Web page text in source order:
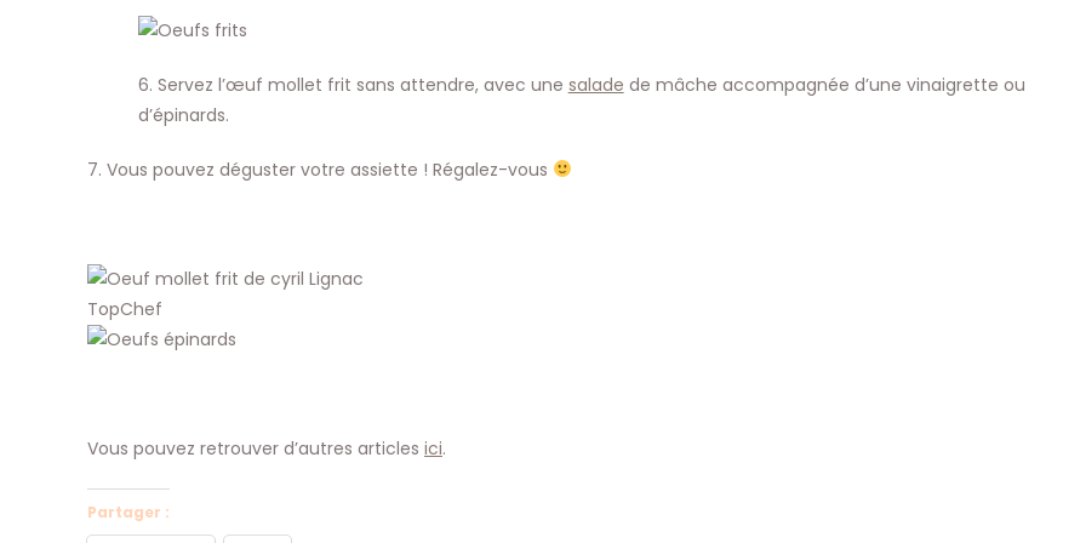
6. Servez l’œuf mollet frit sans attendre, avec une salade de mâche accompagnée d’une vinaigrette ou
d’épinards.
7. Vous pouvez déguster votre assiette ! Régalez-vous
Vous pouvez retrouver d’autres articles ici.
Partager :